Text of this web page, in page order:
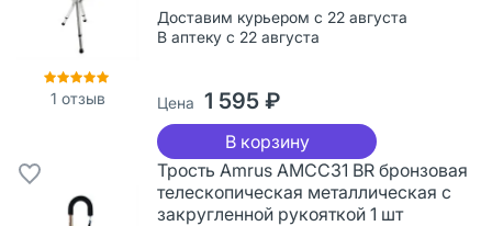
1 отзыв
Доставим курьером с 22 августа
В аптеку с 22 августа
Цена 1 595 ₽
В корзину
Трость Amrus AMCС31 BR бронзовая
телескопическая металлическая с
закругленной рукояткой 1 шт